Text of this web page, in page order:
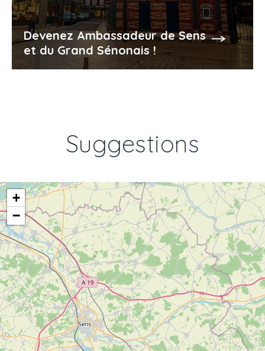
Devenez Ambassadeur de Sens
et du Grand Sénonais !
Suggestions
+
−